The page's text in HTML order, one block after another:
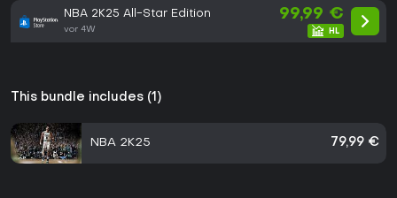
NBA 2K25 All-Star Edition
vor 4W
99,99 €
This bundle includes (1)
NBA 2K25 79,99 €